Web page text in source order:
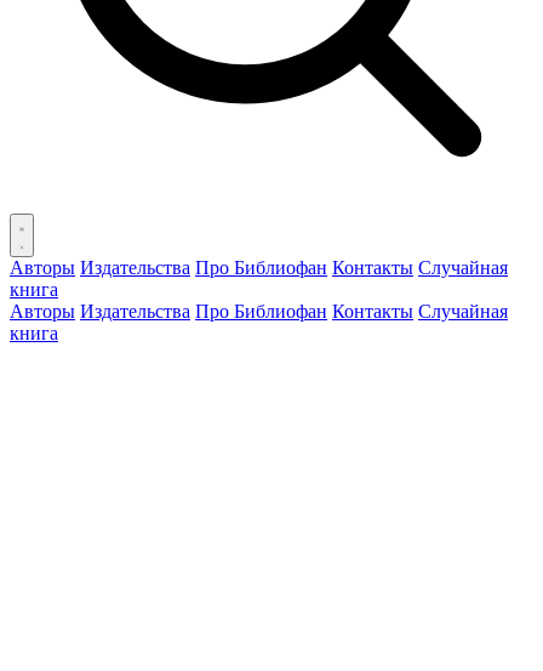
Авторы Издательства Про Библиофан Контакты Случайная
книга
Авторы Издательства Про Библиофан Контакты Случайная
книга